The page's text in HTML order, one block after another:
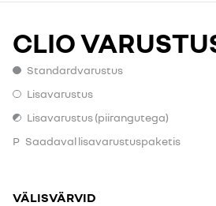
CLIO
Standardvarustus
Standardvarustus
Lisavarustus
Lisavarustus
Lisavarustus (piirangutega)
Lisavarustus (piirangutega)
P Saadaval lisavarustuspaketis
VÄLISVÄRVID